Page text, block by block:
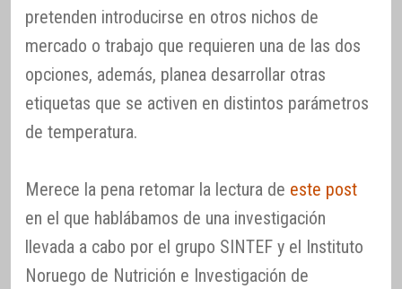
pretenden introducirse en otros nichos de
mercado o trabajo que requieren una de las dos
opciones, además, planea desarrollar otras
etiquetas que se activen en distintos parámetros
de temperatura.
Merece la pena retomar la lectura de este post
en el que hablábamos de una investigación
llevada a cabo por el grupo SINTEF y el Instituto
Noruego de Nutrición e Investigación de